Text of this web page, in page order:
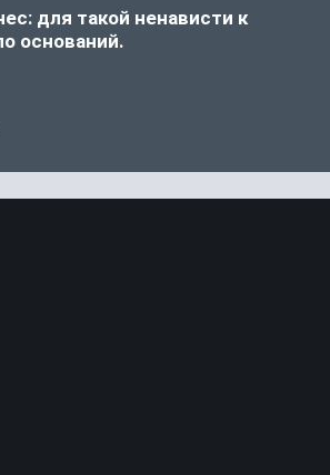
для такой ненависти к
оснований.